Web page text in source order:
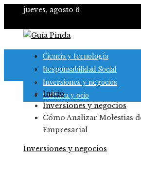
jueves, agosto 6
Ciencia y tecnología
Responsabilidad Social
Inversiones y negocios
Cultura y ocio
Inicio
Inversiones y negocios
Cómo Analizar Molestias
Empresarial
Inversiones y negocios